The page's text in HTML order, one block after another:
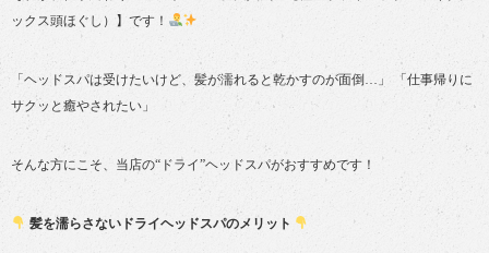
ックス頭ほぐし）】です！
「ヘッドスパは受けたいけど、髪が濡れると乾かすのが面倒…」 「仕事帰りに
サクッと癒やされたい」
そんな方にこそ、当店の“ドライ”ヘッドスパがおすすめです！
髪を濡らさないドライヘッドスパのメリット